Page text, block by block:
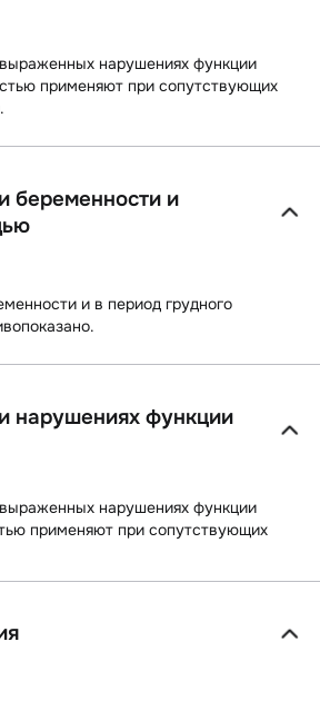
нарушениях функции
применяют при сопутствующих
беременности и
и в период грудного
нарушениях функции
нарушениях функции
применяют при сопутствующих